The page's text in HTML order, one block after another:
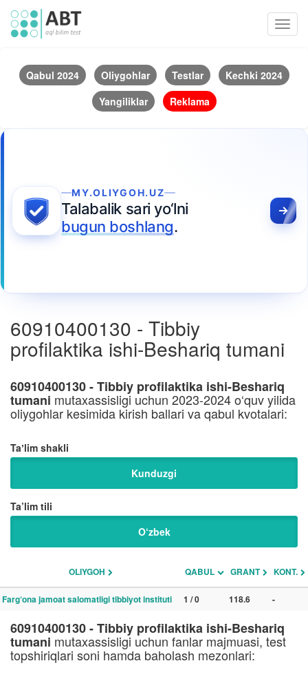
Qabul 2024 Oliygohlar Testlar
Kechki 2024
Yangiliklar
Reklama
MY.OLIYGOH.UZ
Talabalik sari yo‘lni
bugun boshlang.
60910400130 - Tibbiy
profilaktika ishi-Beshariq tumani
60910400130 - Tibbiy profilaktika ishi-Beshariq
tumani mutaxassisligi uchun 2023-2024 o‘quv yilida
oliygohlar kesimida kirish ballari va qabul kvotalari:
Taʼlim shakli
Kunduzgi
Ta’lim tili
O‘zbek
OLIYGOH QABUL GRANT KONT.
Farg‘ona jamoat salomatligi tibbiyot instituti 1 / 0 118.6 -
60910400130 - Tibbiy profilaktika ishi-Beshariq
tumani mutaxassisligi uchun fanlar majmuasi, test
topshiriqlari soni hamda baholash mezonlari: